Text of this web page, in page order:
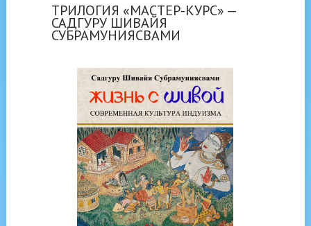
ТРИЛОГИЯ «МАСТЕР-КУРС» —
САДГУРУ ШИВАЙЯ
СУБРАМУНИЯСВАМИ